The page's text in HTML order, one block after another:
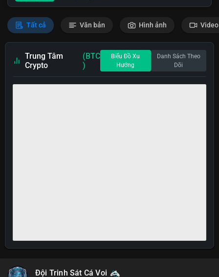
Tất cả Văn bản Hình ảnh Video
Trung Tâm
Crypto
(BTC
)
Biểu Đồ Xu
Hướng
Danh Sách Theo
Dõi
Đội Trinh Sát Cá Voi